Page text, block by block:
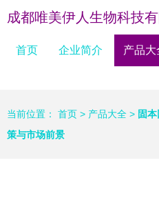
成都唯美伊人生物科技
首页 企业简介 产品大
当前位置： 首页 > 产品大全 > 固
策与市场前景